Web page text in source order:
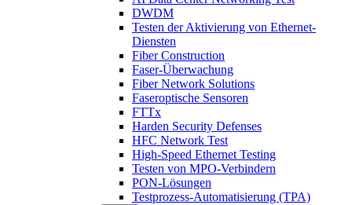
DWDM
Testen der Aktivierung von Ethernet-
Diensten
Fiber Construction
Faser-Überwachung
Fiber Network Solutions
Faseroptische Sensoren
FTTx
Harden Security Defenses
HFC Network Test
High-Speed Ethernet Testing
Testen von MPO-Verbindern
PON-Lösungen
Testprozess-Automatisierung (TPA)